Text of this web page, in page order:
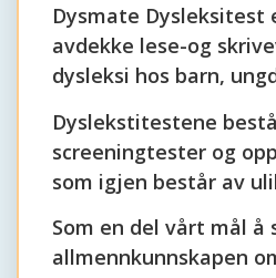
Dysmate
avdekke lese-og
dysleksi hos barn,
Dyslekstitestene
screeningtester og
som igjen består av
Som en del vårt mål å
allmennkunnskapen